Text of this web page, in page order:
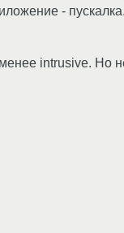
-
intrusive. Но